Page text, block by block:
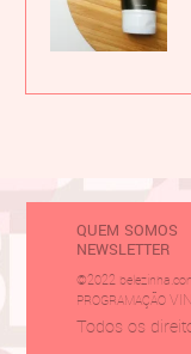
QUEM SOMOS
NEWSLETTER
©2022
PROGRAMAÇÃO
Todos os